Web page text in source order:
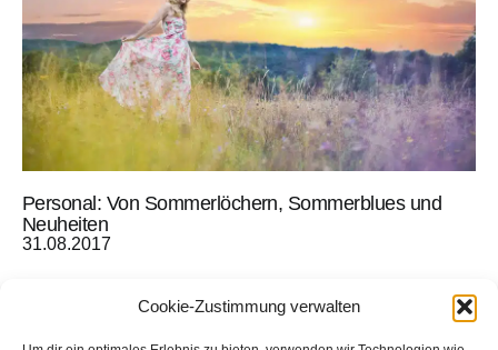
Cookie-Zustimmung verwalten
Personal: Von Sommerlöchern, Sommerblues und
Neuheiten
31.08.2017